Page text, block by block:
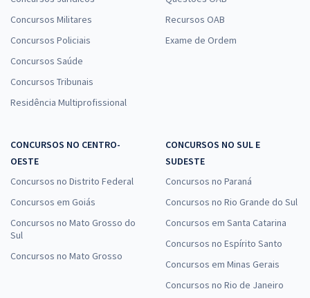
Concursos Militares
Concursos Policiais
Concursos Saúde
Concursos Tribunais
Residência Multiprofissional
Recursos OAB
Exame de Ordem
CONCURSOS NO CENTRO-
OESTE
Concursos no Distrito Federal
Concursos em Goiás
Concursos no Mato Grosso do
Sul
Concursos no Mato Grosso
CONCURSOS NO SUL E
SUDESTE
Concursos no Paraná
Concursos no Rio Grande do Sul
Concursos em Santa Catarina
Concursos no Espírito Santo
Concursos em Minas Gerais
Concursos no Rio de Janeiro